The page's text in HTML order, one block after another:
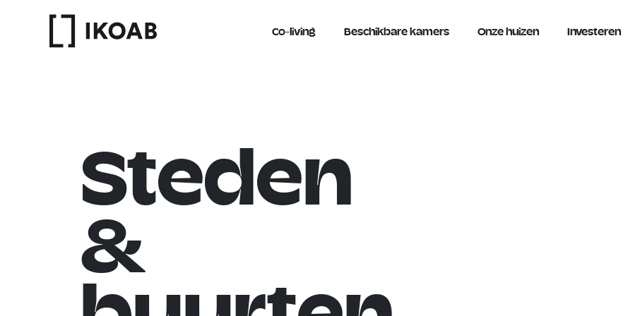
Co-living Beschikbare kamers Onze huizen Investeren
Steden
&